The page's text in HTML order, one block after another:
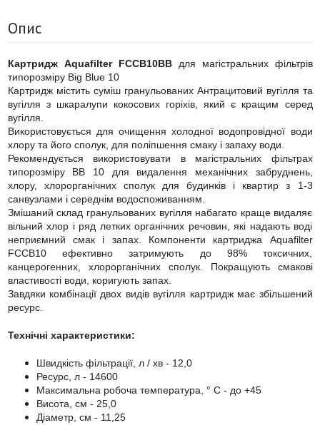
Опис
Картридж Aquafilter FCCB10BBдля магістральних фільтрів
типорозміру Big Blue 10
Картридж містить суміш гранульованих Антрацитовий вугілля та
вугілля з шкаралупи кокосових горіхів, який є кращим серед
вугілля.
Використовується для очищення холодної водопровідної води
хлору та його сполук, для поліпшення смаку і запаху води.
Рекомендується використовувати в магістральних фільтрах
типорозміру ВВ 10 для видалення механічних забруднень,
хлору, хлорорганічних сполук для будинків і квартир з 1-3
санвузлами і середнім водоспоживанням.
Змішаний склад гранульованих вугілля набагато краще видаляє
вільний хлор і ряд летких органічних речовин, які надають воді
неприємний смак і запах. Компоненти картриджа Aquafilter
FCCB10 ефективно затримують до 98% токсичних,
канцерогенних, хлорорганічних сполук. Покращують смакові
властивості води, коригують запах.
Завдяки комбінації двох видів вугілля картридж має збільшений
ресурс.
Технічні характеристики:
Швидкість фільтрації, л / хв - 12,0
Ресурс, л - 14600
Максимальна робоча температура, ° С - до +45
Висота, см - 25,0
Діаметр, см - 11,25